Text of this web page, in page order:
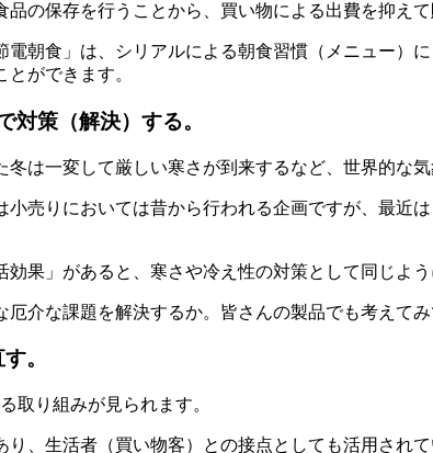
の保存を行うことから、買い物による出費を抑え
朝食」は、シリアルによる朝食習慣（メニュー）
ができます。
対策（解決）する。
は一変して厳しい寒さが到来するなど、世界的な
売りにおいては昔から行われる企画ですが、最近
果」があると、寒さや冷え性の対策として同じよ
厄介な課題を解決するか。皆さんの製品でも考えて
。
取り組みが見られます。
、生活者（買い物客）との接点としても活用されて